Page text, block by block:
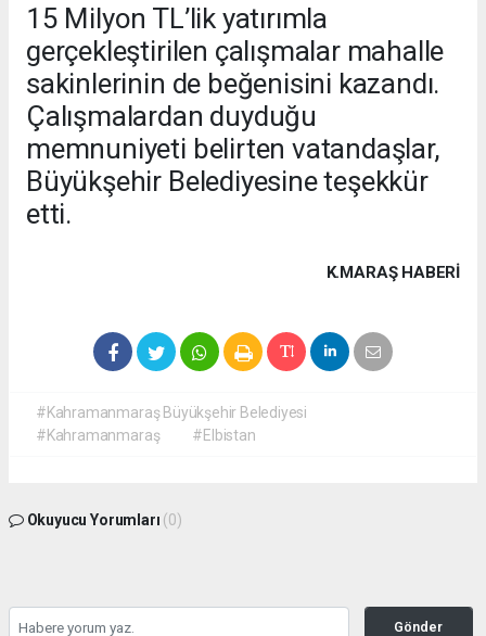
15 Milyon TL’lik yatırımla
gerçekleştirilen çalışmalar mahalle
sakinlerinin de beğenisini kazandı.
Çalışmalardan duyduğu
memnuniyeti belirten vatandaşlar,
Büyükşehir Belediyesine teşekkür
etti.
K.MARAŞ HABERİ
#Kahramanmaraş Büyükşehir Belediyesi
#Kahramanmaraş
#Elbistan
Okuyucu Yorumları (0)
Gönder